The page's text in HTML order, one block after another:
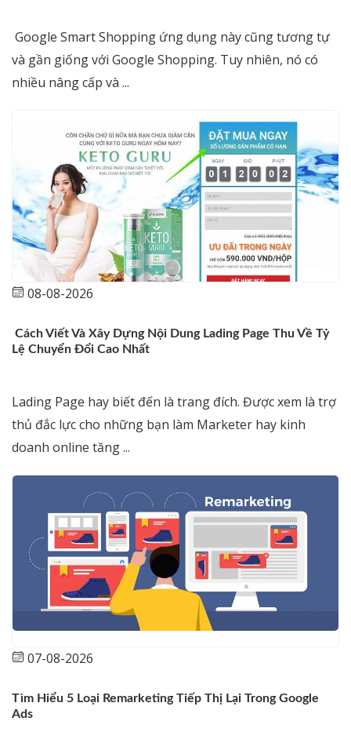
Google Smart Shopping ứng dụng này cũng tương tự
và gần giống với Google Shopping. Tuy nhiên, nó có
nhiều nâng cấp và ...
08-08-2026
Cách Viết Và Xây Dựng Nội Dung Lading Page Thu Về Tỷ
Lệ Chuyển Đổi Cao Nhất
Lading Page hay biết đến là trang đích. Được xem là trợ
thủ đắc lực cho những bạn làm Marketer hay kinh
doanh online tăng ...
07-08-2026
Tìm Hiểu 5 Loại Remarketing Tiếp Thị Lại Trong Google
Ads